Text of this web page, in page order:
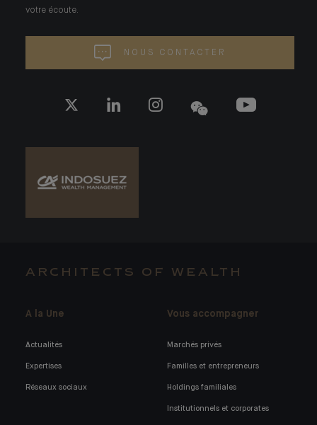
votre écoute.
NOUS CONTACTER
ARCHITECTS OF WEALTH
A la Une
Actualités
Expertises
Réseaux sociaux
Vous accompagner
Marchés privés
Familles et entrepreneurs
Holdings familiales
Institutionnels et corporates